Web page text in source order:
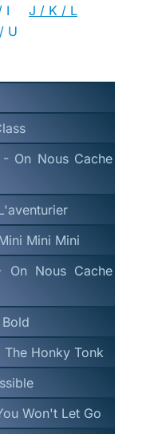
I
J / K / L
U
- On Nous Cache
Mini Mini
On Nous Cache
The Honky Tonk
Won't Let Go